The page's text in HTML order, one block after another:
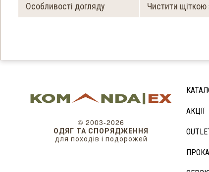
Особливості догляду Чистити
© 2003-2026
ОДЯГ ТА СПОРЯДЖЕННЯ
для походів і подорожей
АКЦІЇ